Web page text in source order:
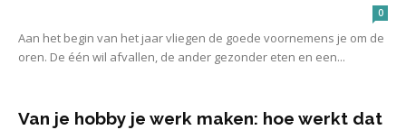
0
Aan het begin van het jaar vliegen de goede voornemens je om de
oren. De één wil afvallen, de ander gezonder eten en een...
Van je hobby je werk maken: hoe werkt dat